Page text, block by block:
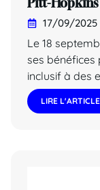
17/09/2025
Le 18
ses bénéfices
inclusif à des
LIRE L'ARTICLE